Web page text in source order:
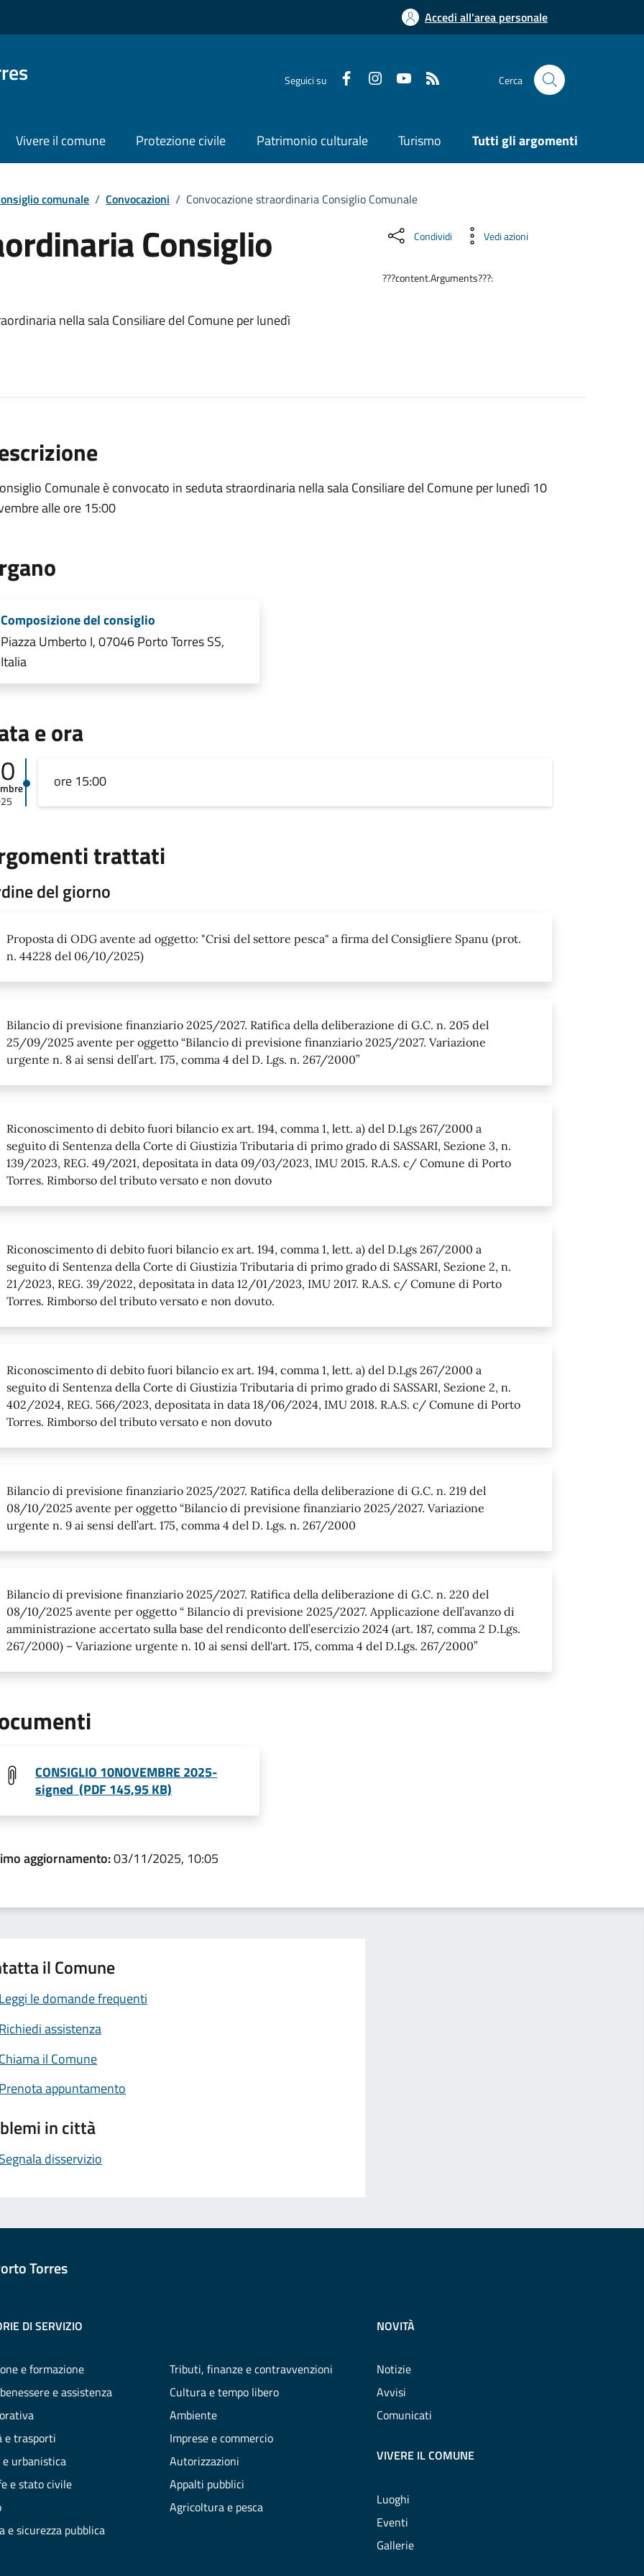
Accedi all'area personale
Seguici su Cerca
Vivere il comune Protezione civile Patrimonio culturale Turismo Tutti gli argomenti
comunale / Convocazioni / Convocazione straordinaria Consiglio Comunale
Consiglio
nella sala Consiliare del Comune per lunedì
Condividi Vedi azioni
???content.Arguments???:
Comunale è convocato in seduta straordinaria nella sala Consiliare del Comune per lunedì 10
alle ore 15:00
Composizione del consiglio
Piazza Umberto I, 07046 Porto Torres SS,
Italia
e ora
ore 15:00
trattati
del giorno
Proposta di ODG avente ad oggetto: "Crisi del settore pesca" a firma del Consigliere Spanu (prot.
n. 44228 del 06/10/2025)
Bilancio di previsione finanziario 2025/2027. Ratifica della deliberazione di G.C. n. 205 del
25/09/2025 avente per oggetto “Bilancio di previsione finanziario 2025/2027. Variazione
urgente n. 8 ai sensi dell’art. 175, comma 4 del D. Lgs. n. 267/2000”
Riconoscimento di debito fuori bilancio ex art. 194, comma 1, lett. a) del D.Lgs 267/2000 a
seguito di Sentenza della Corte di Giustizia Tributaria di primo grado di SASSARI, Sezione 3, n.
139/2023, REG. 49/2021, depositata in data 09/03/2023, IMU 2015. R.A.S. c/ Comune di Porto
Torres. Rimborso del tributo versato e non dovuto
Riconoscimento di debito fuori bilancio ex art. 194, comma 1, lett. a) del D.Lgs 267/2000 a
seguito di Sentenza della Corte di Giustizia Tributaria di primo grado di SASSARI, Sezione 2, n.
21/2023, REG. 39/2022, depositata in data 12/01/2023, IMU 2017. R.A.S. c/ Comune di Porto
Torres. Rimborso del tributo versato e non dovuto.
Riconoscimento di debito fuori bilancio ex art. 194, comma 1, lett. a) del D.Lgs 267/2000 a
seguito di Sentenza della Corte di Giustizia Tributaria di primo grado di SASSARI, Sezione 2, n.
402/2024, REG. 566/2023, depositata in data 18/06/2024, IMU 2018. R.A.S. c/ Comune di Porto
Torres. Rimborso del tributo versato e non dovuto
Bilancio di previsione finanziario 2025/2027. Ratifica della deliberazione di G.C. n. 219 del
08/10/2025 avente per oggetto “Bilancio di previsione finanziario 2025/2027. Variazione
urgente n. 9 ai sensi dell’art. 175, comma 4 del D. Lgs. n. 267/2000
Bilancio di previsione finanziario 2025/2027. Ratifica della deliberazione di G.C. n. 220 del
08/10/2025 avente per oggetto “ Bilancio di previsione 2025/2027. Applicazione dell’avanzo di
amministrazione accertato sulla base del rendiconto dell’esercizio 2024 (art. 187, comma 2 D.Lgs.
267/2000) – Variazione urgente n. 10 ai sensi dell'art. 175, comma 4 del D.Lgs. 267/2000”
CONSIGLIO 10NOVEMBRE 2025-
signed (PDF 145,95 KB)
aggiornamento:03/11/2025, 10:05
il Comune
le domande frequenti
assistenza
il Comune
appuntamento
in città
disservizio
Torres
DI SERVIZIO
e formazione
e assistenza
e trasporti
urbanistica
e stato civile
e sicurezza pubblica
Tributi, finanze e contravvenzioni
Cultura e tempo libero
Ambiente
Imprese e commercio
Autorizzazioni
Appalti pubblici
Agricoltura e pesca
NOVITÀ
Notizie
Avvisi
Comunicati
VIVERE IL COMUNE
Luoghi
Eventi
Gallerie